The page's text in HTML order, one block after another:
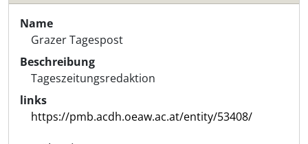
Name
Grazer Tagespost
Beschreibung
Tageszeitungsredaktion
links
https://pmb.acdh.oeaw.ac.at/entity/53408/